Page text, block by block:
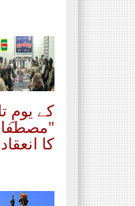
کے یومِ
کا انعقاد